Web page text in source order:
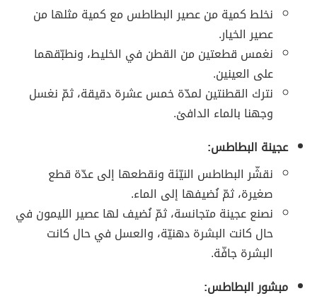
نخلط كمية من عصير البطاطس مع كمية مثلها من
عصير الخيار.
نغمس قطعتين من القطن في الخليط، ونطبّقهما
على العينين.
نترك القطنتين لمدّة خمس عشرة دقيقة، ثمّ نغسل
وجهنا بالماء الدافئ.
عجينة البطاطس:
نقشّر البطاطس النيّئة ونقطعها إلى عدّة قطع
صغيرة، ثمّ نُضيفها إلى الماء.
نصنع عجينة متجانسة، ثمّ نُضيف لها عصير الليمون في
حال كانت البشرة دهنيّة، والعسل في حال كانت
البشرة جافّة.
مبشور البطاطس: